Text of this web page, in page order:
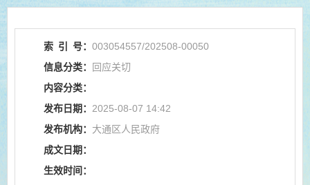
索 引 号： 003054557/202508-00050
信息分类：
回应关切
内容分类：
发布日期： 2025-08-07 14:42
发布机构： 大通区人民政府
成文日期：
生效时间：